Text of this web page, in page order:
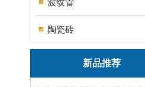
波纹管
陶瓷砖
新品推荐